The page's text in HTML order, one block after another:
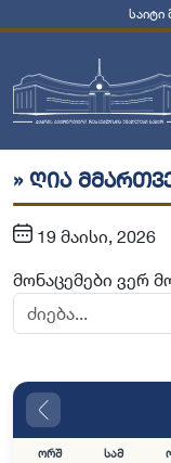
საიტი
» ღია
19 მაისი, 2026
მონაცემები ვერ
ორშ სამ